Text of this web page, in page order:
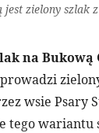
jest zielony szlak
na Bukową
wsie Psary
tego wariantu